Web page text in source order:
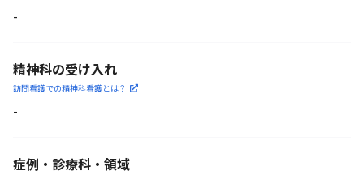
-
精神科の受け入れ
訪問看護での精神科看護とは？
-
症例・診療科・ 領域